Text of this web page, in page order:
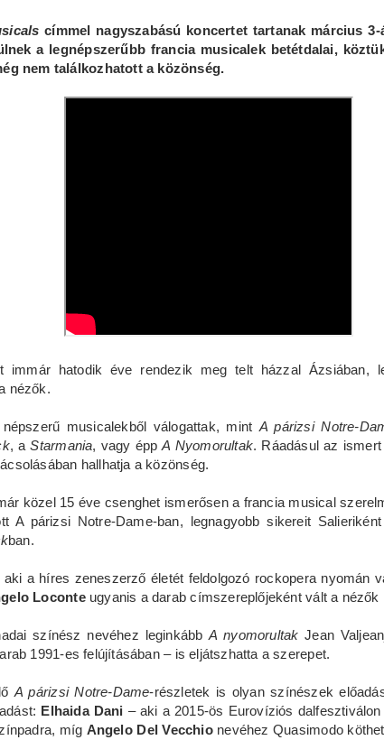
címmel nagyszabású koncertet tartanak március
a legnépszerűbb francia musicalek betétdalai,
nem találkozhatott a közönség.
immár hatodik éve rendezik meg telt házzal Ázsiában,
nézők.
musicalekből válogattak, mint A párizsi Notre-
, aStarmania, vagy éppA Nyomorultak. Ráadásul az
hallhatja a közönség.
közel 15 éve csenghet ismerősen a francia musical
A párizsi Notre-Dame-ban, legnagyobb sikereit
ban.
a híres zeneszerző életét feldolgozó rockopera nyomán
Loconteugyanis a darab címszereplőjeként vált a nézők
színész nevéhez leginkábbA nyomorultakJean
1991-es felújításában – is eljátszhatta a szerepet.
A párizsi Notre-Dame-részletek is olyan színészek
Elhaida Dani – aki a 2015-ös Eurovíziós
míg Angelo Del Vecchionevéhez Quasimodo